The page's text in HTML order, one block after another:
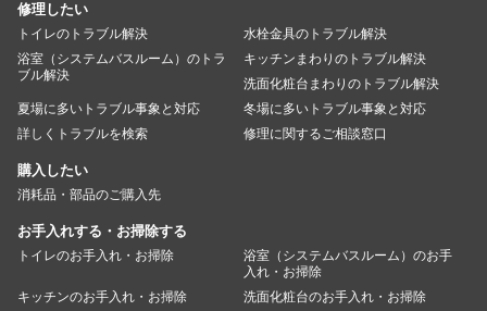
修理したい
トイレのトラブル解決
水栓金具のトラブル解決
浴室（システムバスルーム）のトラ
ブル解決
キッチンまわりのトラブル解決
洗面化粧台まわりのトラブル解決
夏場に多いトラブル事象と対応
冬場に多いトラブル事象と対応
詳しくトラブルを検索
修理に関するご相談窓口
購入したい
消耗品・部品のご購入先
お手入れする・お掃除する
トイレのお手入れ・お掃除
浴室（システムバスルーム）のお手
入れ・お掃除
キッチンのお手入れ・お掃除
洗面化粧台のお手入れ・お掃除